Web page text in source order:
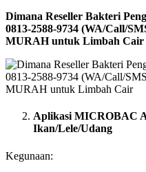
Dimana Reseller Bakteri
0813-2588-9734 (WA/Call/
MURAH untuk Limbah Cair
Aplikasi MICROBAC
Ikan/Lele/Udang
Kegunaan: